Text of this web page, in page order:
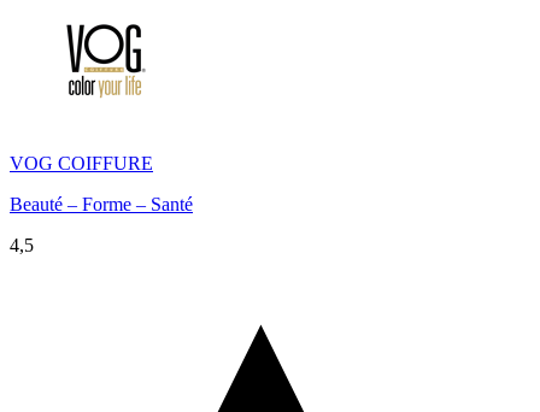
VOG COIFFURE
Beauté – Forme – Santé
4,5